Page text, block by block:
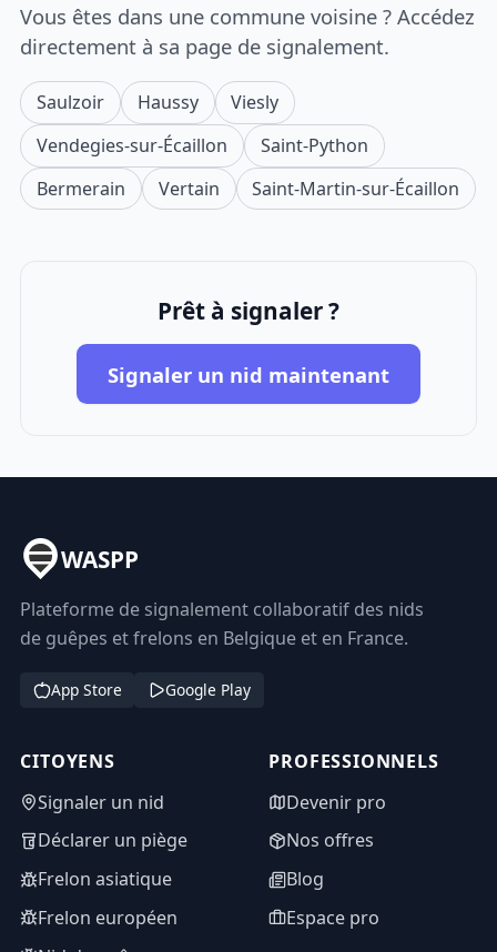
Vous êtes dans une commune voisine ? Accédez
directement à sa page de signalement.
Saulzoir Haussy
Viesly
Vendegies-sur-Écaillon
Saint-Python
Bermerain
Vertain Saint-Martin-sur-Écaillon
Prêt à signaler ?
Signaler un nid maintenant
WASPP
Plateforme de signalement collaboratif des nids
de guêpes et frelons en Belgique et en France.
App Store Google Play
CITOYENS
Signaler un nid
Déclarer un piège
Frelon asiatique
Frelon européen
PROFESSIONNELS
Devenir pro
Nos offres
Blog
Espace pro